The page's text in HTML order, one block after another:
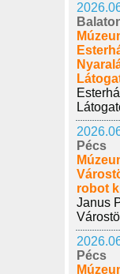
Pécs
robot
Janus
Pécs